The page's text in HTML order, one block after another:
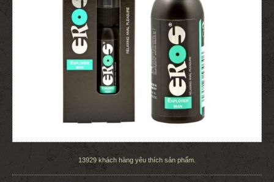
13929 khách hàng yêu thích sản phẩm.